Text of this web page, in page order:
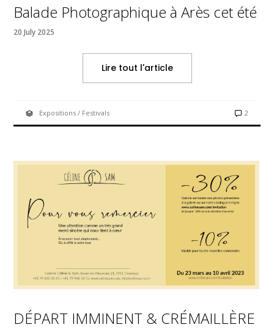
Balade Photographique à Arès cet été
20 July 2025
Lire tout l'article
Expositions / Festivals 2
DÉPART IMMINENT & CRÉMAILLÈRE